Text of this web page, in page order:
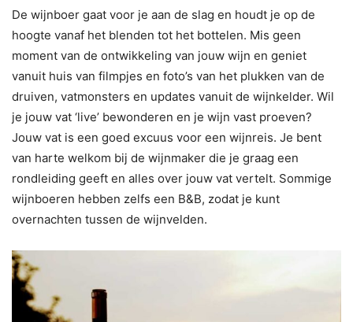
De wijnboer gaat voor je aan de slag en houdt je op de
hoogte vanaf het blenden tot het bottelen. Mis geen
moment van de ontwikkeling van jouw wijn en geniet
vanuit huis van filmpjes en foto’s van het plukken van de
druiven, vatmonsters en updates vanuit de wijnkelder. Wil
je jouw vat ‘live’ bewonderen en je wijn vast proeven?
Jouw vat is een goed excuus voor een wijnreis. Je bent
van harte welkom bij de wijnmaker die je graag een
rondleiding geeft en alles over jouw vat vertelt. Sommige
wijnboeren hebben zelfs een B&B, zodat je kunt
overnachten tussen de wijnvelden.